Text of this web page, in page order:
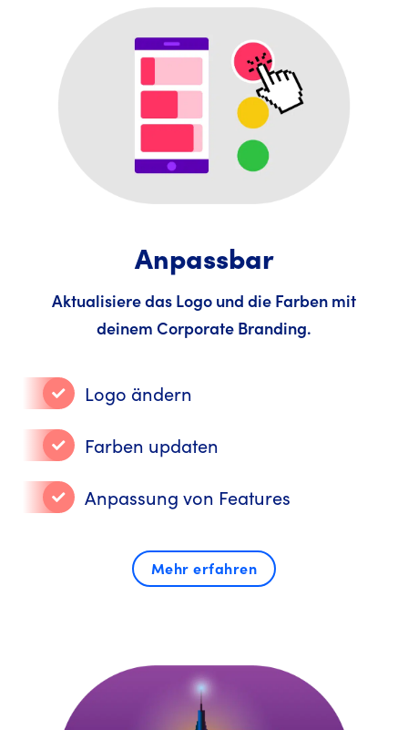
Anpassbar
Aktualisiere das Logo und die Farben mit
deinem Corporate Branding.
Logo ändern
Farben updaten
Anpassung von Features
Mehr erfahren